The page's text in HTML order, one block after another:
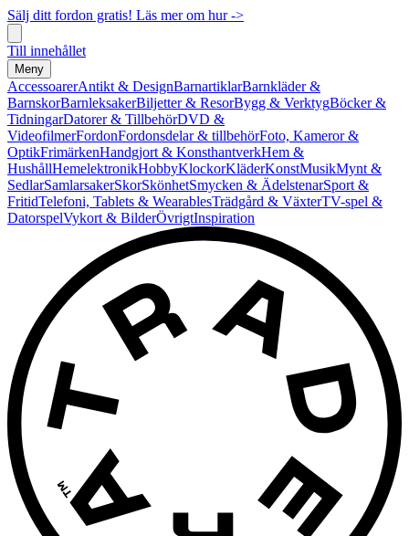
Sälj ditt fordon gratis! Läs mer om hur ->
Till innehållet
Meny
AccessoarerAntikt & DesignBarnartiklarBarnkläder &
BarnskorBarnleksakerBiljetter & ResorBygg & VerktygBöcker &
TidningarDatorer & TillbehörDVD &
VideofilmerFordonFordonsdelar & tillbehörFoto, Kameror &
OptikFrimärkenHandgjort & KonsthantverkHem &
HushållHemelektronikHobbyKlockorKläderKonstMusikMynt &
SedlarSamlarsakerSkorSkönhetSmycken & ÄdelstenarSport &
FritidTelefoni, Tablets & WearablesTrädgård & VäxterTV-spel &
DatorspelVykort & BilderÖvrigtInspiration